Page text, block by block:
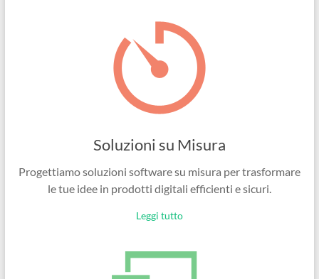
Soluzioni su Misura
Progettiamo soluzioni software su misura per trasformare
le tue idee in prodotti digitali efficienti e sicuri.
Leggi tutto